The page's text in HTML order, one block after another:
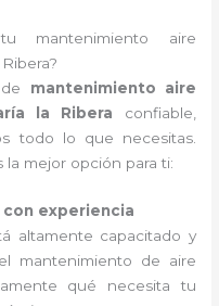
mantenimiento aire
mantenimiento aire
la Ribera confiable,
todo lo que necesitas.
mejor opción para ti:
experiencia
altamente capacitado y
mantenimiento de aire
qué necesita tu